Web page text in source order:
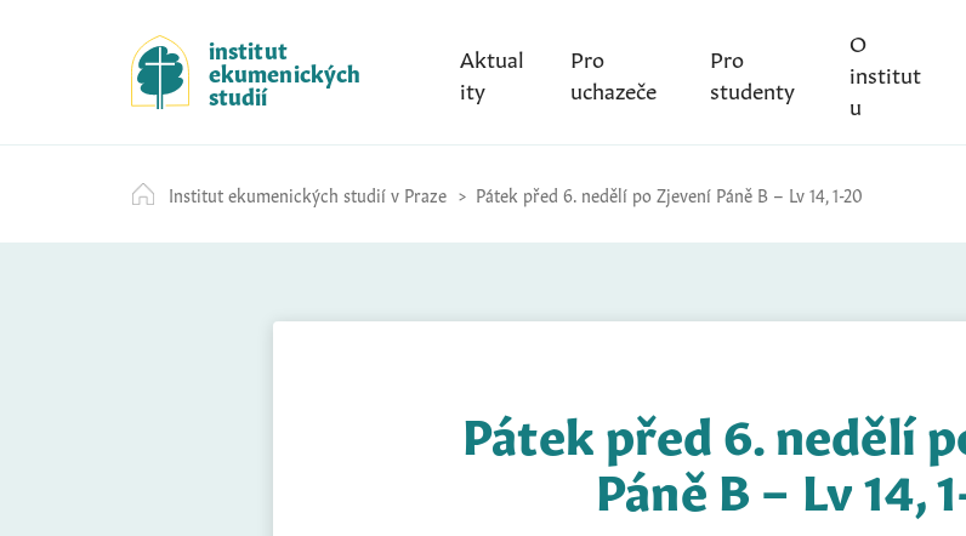
k
i
p
t
c
o
institut
ekumenických
studií
Aktual
ity
Pro
uchazeče
Pro
studenty
O
institut
u
Institut ekumenických studií v Praze Pátek před 6. nedělí po Zjevení Páně B – Lv 14, 1-20
Pátek před 6. nedělí
Páně B – Lv 14,